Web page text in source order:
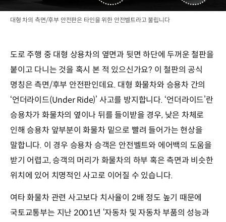
대형 차의 측면/후부 안전판은 타인을 위한 안전벨트라고 불립니다
도로 주행 중 대형 상용차의 옆면과 뒷면 하단에 두꺼운 철판을
붙이고 다니는 것을 혹시 본 적 있으신가요? 이 철판의 공식
명칭은 측면/후부 안전판인데요. 대형 화물차와 승용차 간의
‘언더라이드(Under Ride)’ 사고를 방지합니다. ‘언더라이드’란
승용차가 화물차의 옆이나 뒤를 들이받을 경우, 낮은 차체로
인해 승용차 앞부분이 화물차 밑으로 빨려 들어가는 현상을
말합니다. 이 경우 승용차 승객은 안전벨트와 에어백의 도움을
받기 어렵고, 승객의 머리가 화물차의 하부 혹은 측면과 비슷한
위치에 있어 치명적인 사고로 이어질 수 있습니다.
여타 화물차 관련 사고보다 치사율이 2배 정도 높기 때문에
국토교통부는 지난 2001년 ‘자동차 및 자동차 부품의 성능과